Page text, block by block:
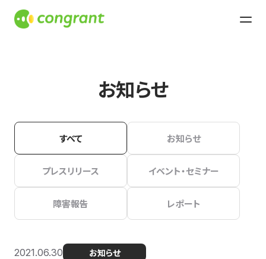
お知らせ
すべて お知らせ
プレスリリース イベント・セミナー
障害報告 レポート
2021.06.30 お知らせ